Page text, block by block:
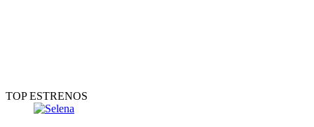
TOP ESTRENOS